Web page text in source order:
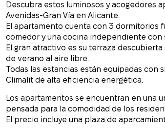
Descubra estos luminosos y acogedores
Avenidas-Gran Vía en Alicante.
El apartamento cuenta con 3 dormitorios
comedor y una cocina independiente con
El gran atractivo es su terraza
de verano al aire libre.
Todas las estancias están equipadas con
Climalit de alta eficiencia energética.
Los apartamentos se encuentran en una
pensada para la comodidad de los
El precio incluye una plaza de